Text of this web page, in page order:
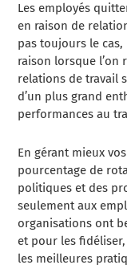
Les employés
en raison de
pas toujours le cas,
raison lorsque l’on
relations de travail
d’un plus grand
performances au
En gérant mieux
pourcentage de
politiques et des
seulement aux
organisations ont
et pour les
les meilleures